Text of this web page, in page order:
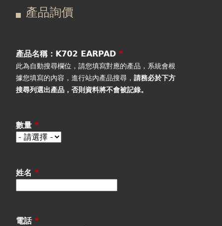
視聽室預約
線上商城
引
標
產品詢價
產品名稱：K702 EARPAD*
此為自動搜尋欄位，請您填寫對應的產品，系統會根
據您填寫的內容，進行站內產品搜尋，請務必於下方
搜尋列選出產品 ，否則資料將不會被記錄。
數量*
姓名*
電話*